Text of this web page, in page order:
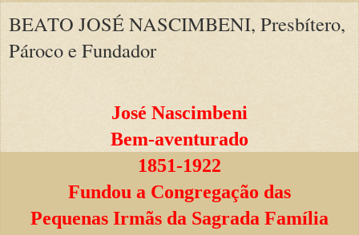
BEATO JOSÉ NASCIMBENI, Presbítero,
Pároco e Fundador
José Nascimbeni
Bem-aventurado
1851-1922
Fundou a Congregação das
Pequenas Irmãs da Sagrada Família